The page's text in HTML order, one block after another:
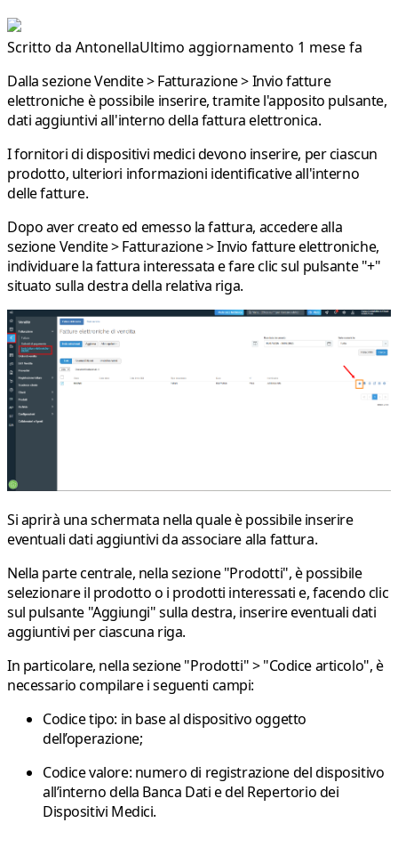
Scritto da AntonellaUltimo aggiornamento 1 mese fa
Dalla sezioneVendite > Fatturazione > Invio fatture
elettronicheè possibile inserire, tramite l'apposito pulsante,
dati aggiuntivi all'interno della fattura elettronica.
I fornitori di dispositivi medici devono inserire, per ciascun
prodotto, ulteriori informazioni identificative all'interno
delle fatture.
Dopo aver creato ed emesso la fattura, accedere alla
sezioneVendite > Fatturazione > Invio fatture elettroniche,
individuare la fattura interessata e fare clic sul pulsante"+"
situato sulla destra della relativa riga.
Si aprirà una schermata nella quale è possibile inserire
eventuali dati aggiuntivi da associare alla fattura.
Nella parte centrale, nella sezione"Prodotti", è possibile
selezionare il prodotto o i prodotti interessati e, facendo clic
sul pulsante "Aggiungi"sulla destra, inserire eventuali dati
aggiuntivi per ciascuna riga.
In particolare, nella sezione"Prodotti" > "Codice articolo", è
necessario compilare i seguenti campi:
Codice tipo: in base al dispositivo oggetto
dell’operazione;
Codice valore: numero di registrazione del dispositivo
all’interno della Banca Dati e del Repertorio dei
Dispositivi Medici.